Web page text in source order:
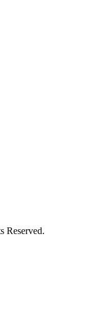
Reserved.